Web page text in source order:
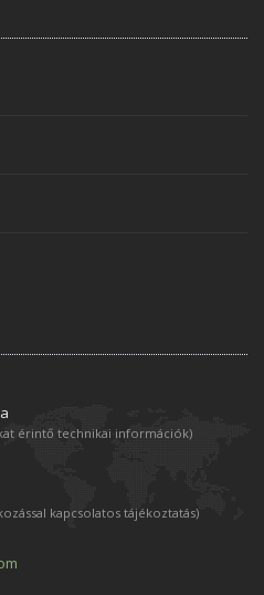
érintő technikai információk)
kapcsolatos tájékoztatás)